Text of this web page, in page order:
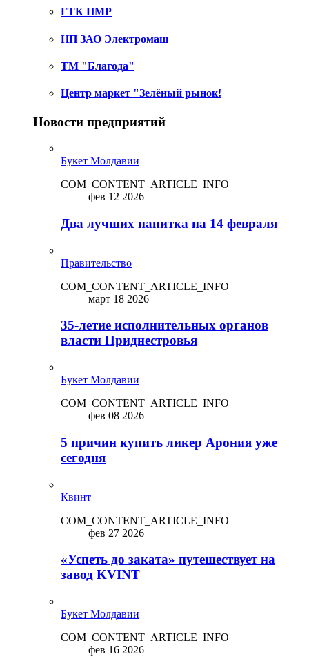
ГТК ПМР
НП ЗАО Электромаш
ТМ "Благода"
Центр маркет "Зелёный рынок!
Новости предприятий
Букет Молдавии
COM_CONTENT_ARTICLE_INFO
фев 12 2026
Два лучших напитка на 14 февраля
Правительство
COM_CONTENT_ARTICLE_INFO
март 18 2026
35-летие исполнительных органов
власти Приднестровья
Букет Молдавии
COM_CONTENT_ARTICLE_INFO
фев 08 2026
5 причин купить ликep Арония уже
сегодня
Квинт
COM_CONTENT_ARTICLE_INFO
фев 27 2026
«Успеть до заката» путешествует на
завод KVINT
Букет Молдавии
COM_CONTENT_ARTICLE_INFO
фев 16 2026